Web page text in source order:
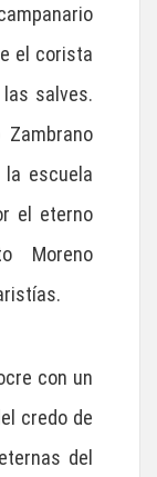
el corista
salves.
escuela
el eterno
Moreno
con un
credo de
del